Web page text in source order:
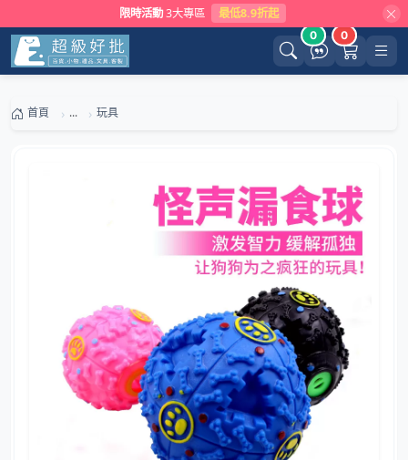
限時活動 3大專區 最低8.9折起
0 0
首頁 ... 玩具